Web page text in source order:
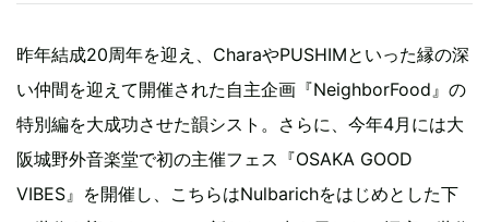
昨年結成20周年を迎え、CharaやPUSHIMといった縁の深
い仲間を迎えて開催された自主企画『NeighborFood』の
特別編を大成功させた韻シスト。さらに、今年4月には大
阪城野外音楽堂で初の主催フェス『OSAKA GOOD
VIBES』を開催し、こちらはNulbarichをはじめとした下